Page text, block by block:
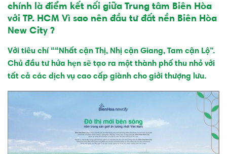
chính là điểm kết nối giữa Trung tâm Biên Hòa
với TP. HCM Vì sao nên đầu tư đất nền Biên Hòa
New City ?
Với tiêu chí ““Nhất cận Thị, Nhị cận Giang, Tam cận Lộ”.
Chủ đầu tư hứa hẹn sẽ tạo ra một thành phố thu nhỏ với
tất cả các dịch vụ cao cấp giành cho giới thượng lưu.